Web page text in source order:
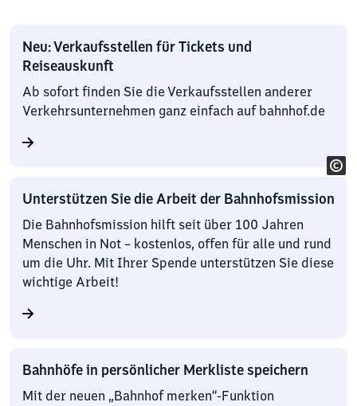
Neu: Verkaufsstellen für Tickets und
Reiseauskunft
Ab sofort finden Sie die Verkaufsstellen anderer
Verkehrsunternehmen ganz einfach auf bahnhof.de
Unterstützen Sie die Arbeit der Bahnhofsmission
Die Bahnhofsmission hilft seit über 100 Jahren
Menschen in Not – kostenlos, offen für alle und rund
um die Uhr. Mit Ihrer Spende unterstützen Sie diese
wichtige Arbeit!
Bahnhöfe in persönlicher Merkliste speichern
Mit der neuen „Bahnhof merken“-Funktion